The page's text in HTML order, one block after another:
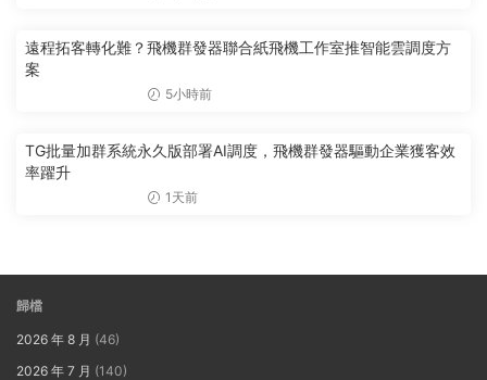
遠程拓客轉化難？飛機群發器聯合紙飛機工作室推智能雲調度方
案
5小時前
TG批量加群系統永久版部署AI調度，飛機群發器驅動企業獲客效
率躍升
1天前
歸檔
2026 年 8 月 (46)
2026 年 7 月 (140)